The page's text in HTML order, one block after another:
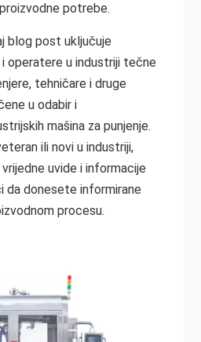
potrebe.
blog post uključuje
operatere u industriji tečne
tehničare i druge
u odabir i
mašina za punjenje.
ili novi u industriji,
uvide i informacije
da donesete informirane
procesu.